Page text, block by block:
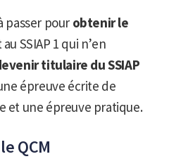
passer pour obtenir le
SSIAP 1 qui n’en
titulaire du SSIAP
épreuve écrite de
et une épreuve pratique.
QCM